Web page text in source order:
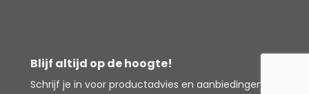
Blijf altijd op de hoogte!
Schrijf je in voor productadvies en aanbiedingen.